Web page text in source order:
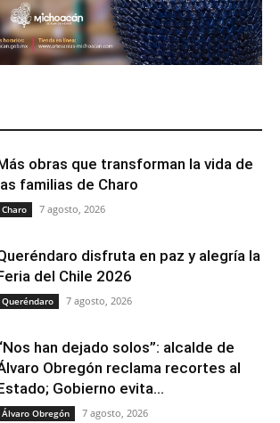
obras que transforman la vida de
familias de Charo
Charo 7 agosto, 2026
disfruta en paz y alegría la
del Chile 2026
Queréndaro 7 agosto, 2026
han dejado solos”: alcalde de
Obregón reclama recortes al
Gobierno evita...
Álvaro Obregón 7 agosto, 2026